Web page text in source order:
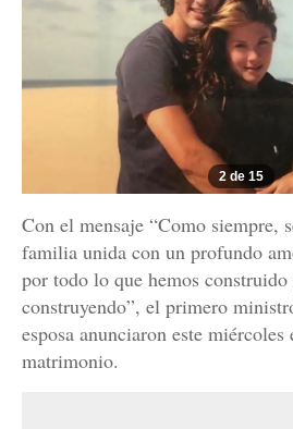
2 de 15
Con el mensaje “Como siempre,
familia unida con un profundo
por todo lo que hemos
construyendo”, el primero
esposa anunciaron este
matrimonio.